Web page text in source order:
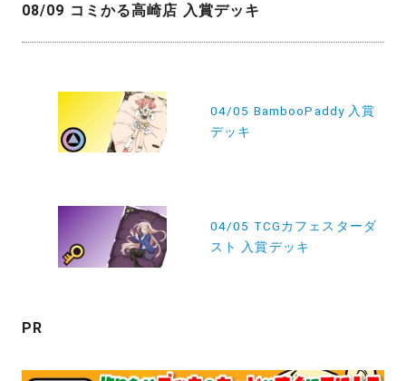
08/09 コミかる高崎店 入賞デッキ
ン
04/05 BambooPaddy 入賞
デッキ
04/05 TCGカフェスターダ
スト 入賞デッキ
PR